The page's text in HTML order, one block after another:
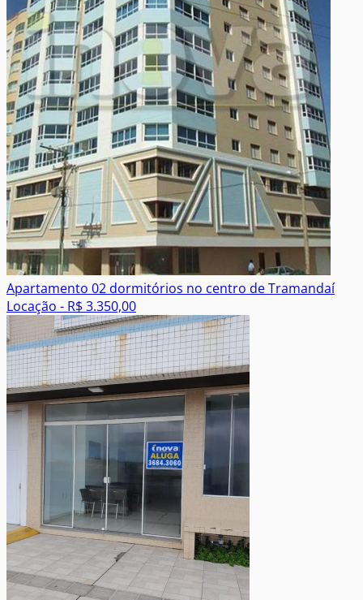
Apartamento 02 dormitórios no centro de Tramandaí
Locação - R$ 3.350,00